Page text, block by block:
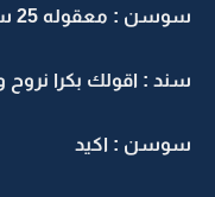
سوسن : معقوله 25 سنه مانعرف عنهم شئ
سند : اقولك بكرا
سوسن : اكيد